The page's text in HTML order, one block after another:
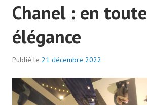
Chanel : en toute
élégance
Publié le 21 décembre 2022
a